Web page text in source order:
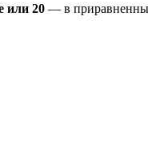
или 20 — в